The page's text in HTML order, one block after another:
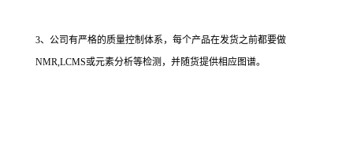
3、公司有严格的质量控制体系，每个产品在发货之前都要做
NMR,LCMS或元素分析等检测，并随货提供相应图谱。